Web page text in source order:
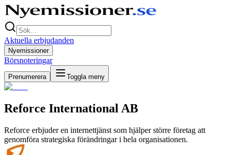
Aktuella erbjudanden
Nyemissioner
Börsnoteringar
Prenumerera Toggla meny
Reforce International AB
Reforce erbjuder en internettjänst som hjälper större företag att
genomföra strategiska förändringar i hela organisationen.